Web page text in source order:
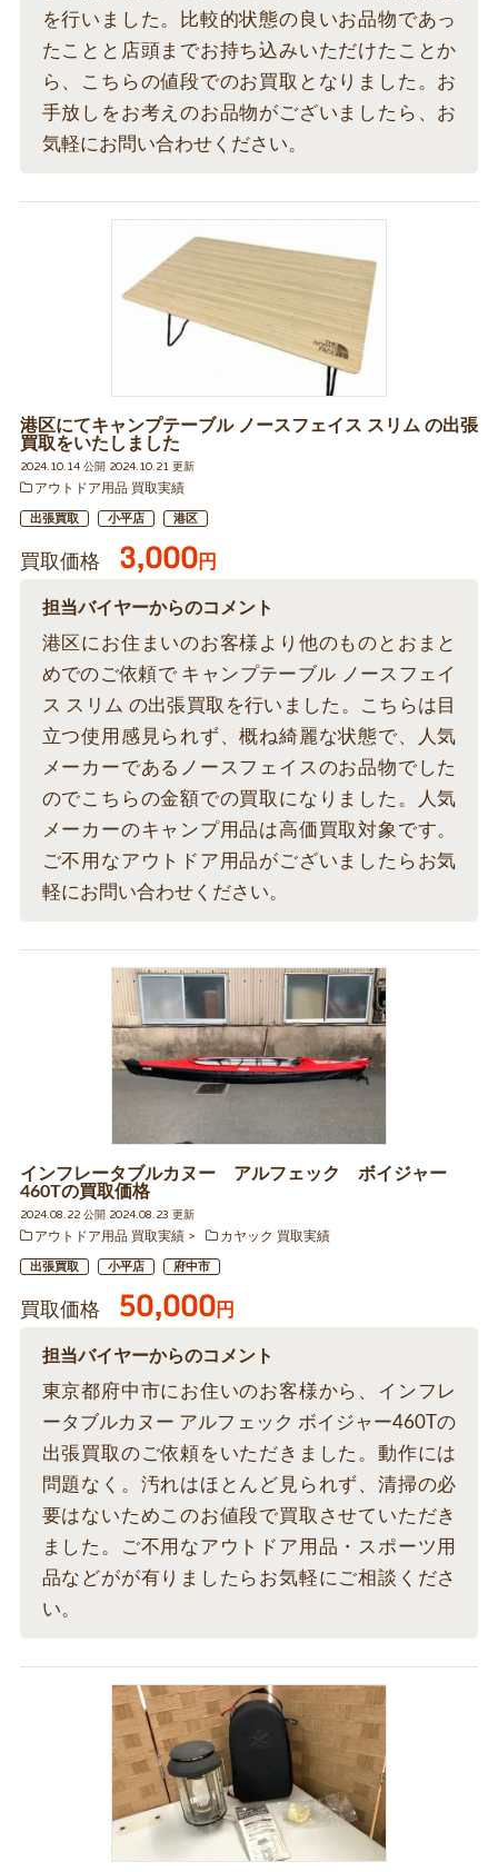
を行いました。比較的状態の良いお品物であっ
たことと店頭までお持ち込みいただけたことか
ら、こちらの値段でのお買取となりました。お
手放しをお考えのお品物がございましたら、お
気軽にお問い合わせください。
港区にてキャンプテーブル ノースフェイス スリム の出張
買取をいたしました
2024.10.14 公開 2024.10.21 更新
アウトドア用品 買取実績
出張買取 小平店 港区
買取価格 3,000円
担当バイヤーからのコメント
港区にお住まいのお客様より他のものとおまと
めでのご依頼で キャンプテーブル ノースフェイ
ス スリム の出張買取を行いました。こちらは目
立つ使用感見られず、概ね綺麗な状態で、人気
メーカーであるノースフェイスのお品物でした
のでこちらの金額での買取になりました。人気
メーカーのキャンプ用品は高価買取対象です。
ご不用なアウトドア用品がございましたらお気
軽にお問い合わせください。
インフレータブルカヌー アルフェック ボイジャー
460Tの買取価格
2024.08.22 公開 2024.08.23 更新
アウトドア用品 買取実績
カヤック 買取実績
出張買取 小平店 府中市
買取価格 50,000円
担当バイヤーからのコメント
東京都府中市にお住いのお客様から、インフレ
ータブルカヌー アルフェック ボイジャー460Tの
出張買取のご依頼をいただきました。動作には
問題なく。汚れはほとんど見られず、清掃の必
要はないためこのお値段で買取させていただき
ました。ご不用なアウトドア用品・スポーツ用
品などがが有りましたらお気軽にご相談くださ
い。